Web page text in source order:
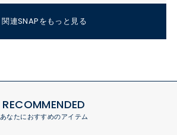
関連SNAPをもっと見る
RECOMMENDED
あなたにおすすめのアイテム